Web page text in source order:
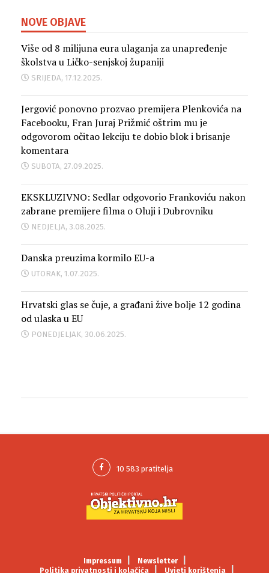
NOVE OBJAVE
Više od 8 milijuna eura ulaganja za unapređenje
školstva u Ličko-senjskoj županiji
SRIJEDA, 17.12.2025.
Jergović ponovno prozvao premijera Plenkovića na
Facebooku, Fran Juraj Prižmić oštrim mu je
odgovorom očitao lekciju te dobio blok i brisanje
komentara
SUBOTA, 27.09.2025.
EKSKLUZIVNO: Sedlar odgovorio Frankoviću nakon
zabrane premijere filma o Oluji i Dubrovniku
NEDJELJA, 3.08.2025.
Danska preuzima kormilo EU-a
UTORAK, 1.07.2025.
Hrvatski glas se čuje, a građani žive bolje 12 godina
od ulaska u EU
PONEDJELJAK, 30.06.2025.
Impressum
Newsletter
Politika privatnosti i kolačića
Uvjeti korištenja